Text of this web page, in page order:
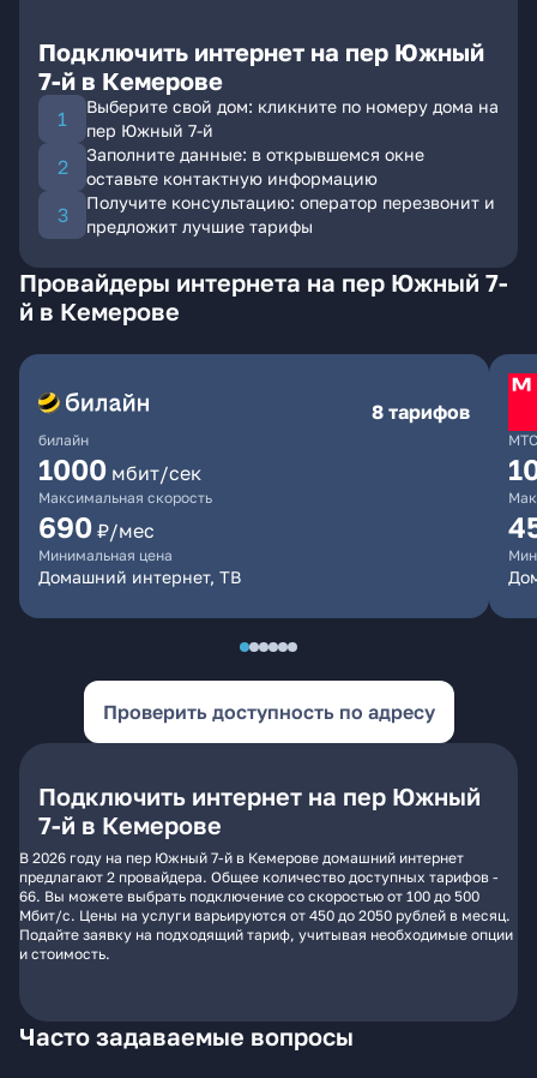
Подключить интернет на пер Южный
7-й в Кемерове
Выберите свой дом: кликните по номеру дома на
пер Южный 7-й
Заполните данные: в открывшемся окне
оставьте контактную информацию
Получите консультацию: оператор перезвонит и
предложит лучшие тарифы
Провайдеры интернета на пер Южный 7-
й в Кемерове
билайн
8 тарифов
1000 мбит/сек
Максимальная скорость
690 ₽/мес
Минимальная цена
Домашний интернет, ТВ
МТС
Проверить доступность по адресу
Подключить интернет на пер Южный
7-й в Кемерове
В 2026 году на пер Южный 7-й в Кемерове домашний интернет
предлагают 2 провайдера. Общее количество доступных тарифов -
66. Вы можете выбрать подключение со скоростью от 100 до 500
Мбит/с. Цены на услуги варьируются от 450 до 2050 рублей в месяц.
Подайте заявку на подходящий тариф, учитывая необходимые опции
и стоимость.
Часто задаваемые вопросы